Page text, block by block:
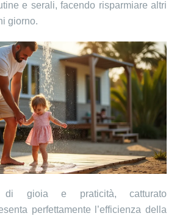
e serali, facendo risparmiare altri
giorno.
di gioia e praticità, catturato
perfettamente l’efficienza della